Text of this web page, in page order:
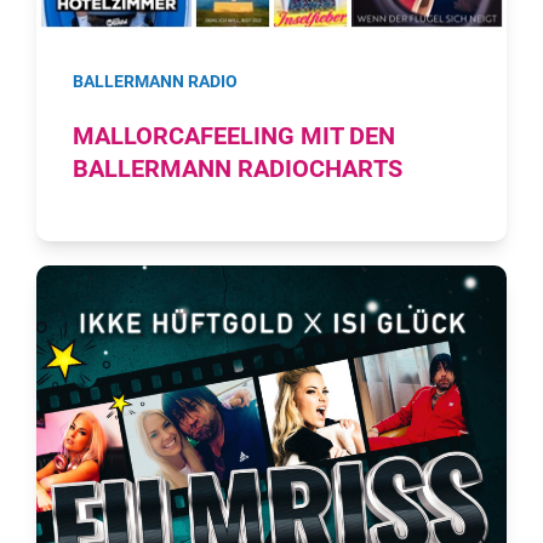
BALLERMANN RADIO
MALLORCAFEELING MIT DEN
BALLERMANN RADIOCHARTS